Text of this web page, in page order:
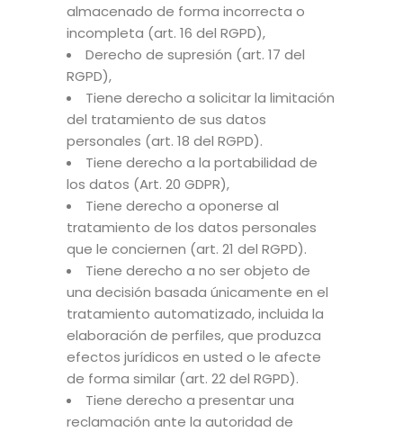
almacenado de forma incorrecta o
incompleta (art. 16 del RGPD),
Derecho de supresión (art. 17 del
RGPD),
Tiene derecho a solicitar la limitación
del tratamiento de sus datos
personales (art. 18 del RGPD).
Tiene derecho a la portabilidad de
los datos (Art. 20 GDPR),
Tiene derecho a oponerse al
tratamiento de los datos personales
que le conciernen (art. 21 del RGPD).
Tiene derecho a no ser objeto de
una decisión basada únicamente en el
tratamiento automatizado, incluida la
elaboración de perfiles, que produzca
efectos jurídicos en usted o le afecte
de forma similar (art. 22 del RGPD).
Tiene derecho a presentar una
reclamación ante la autoridad de